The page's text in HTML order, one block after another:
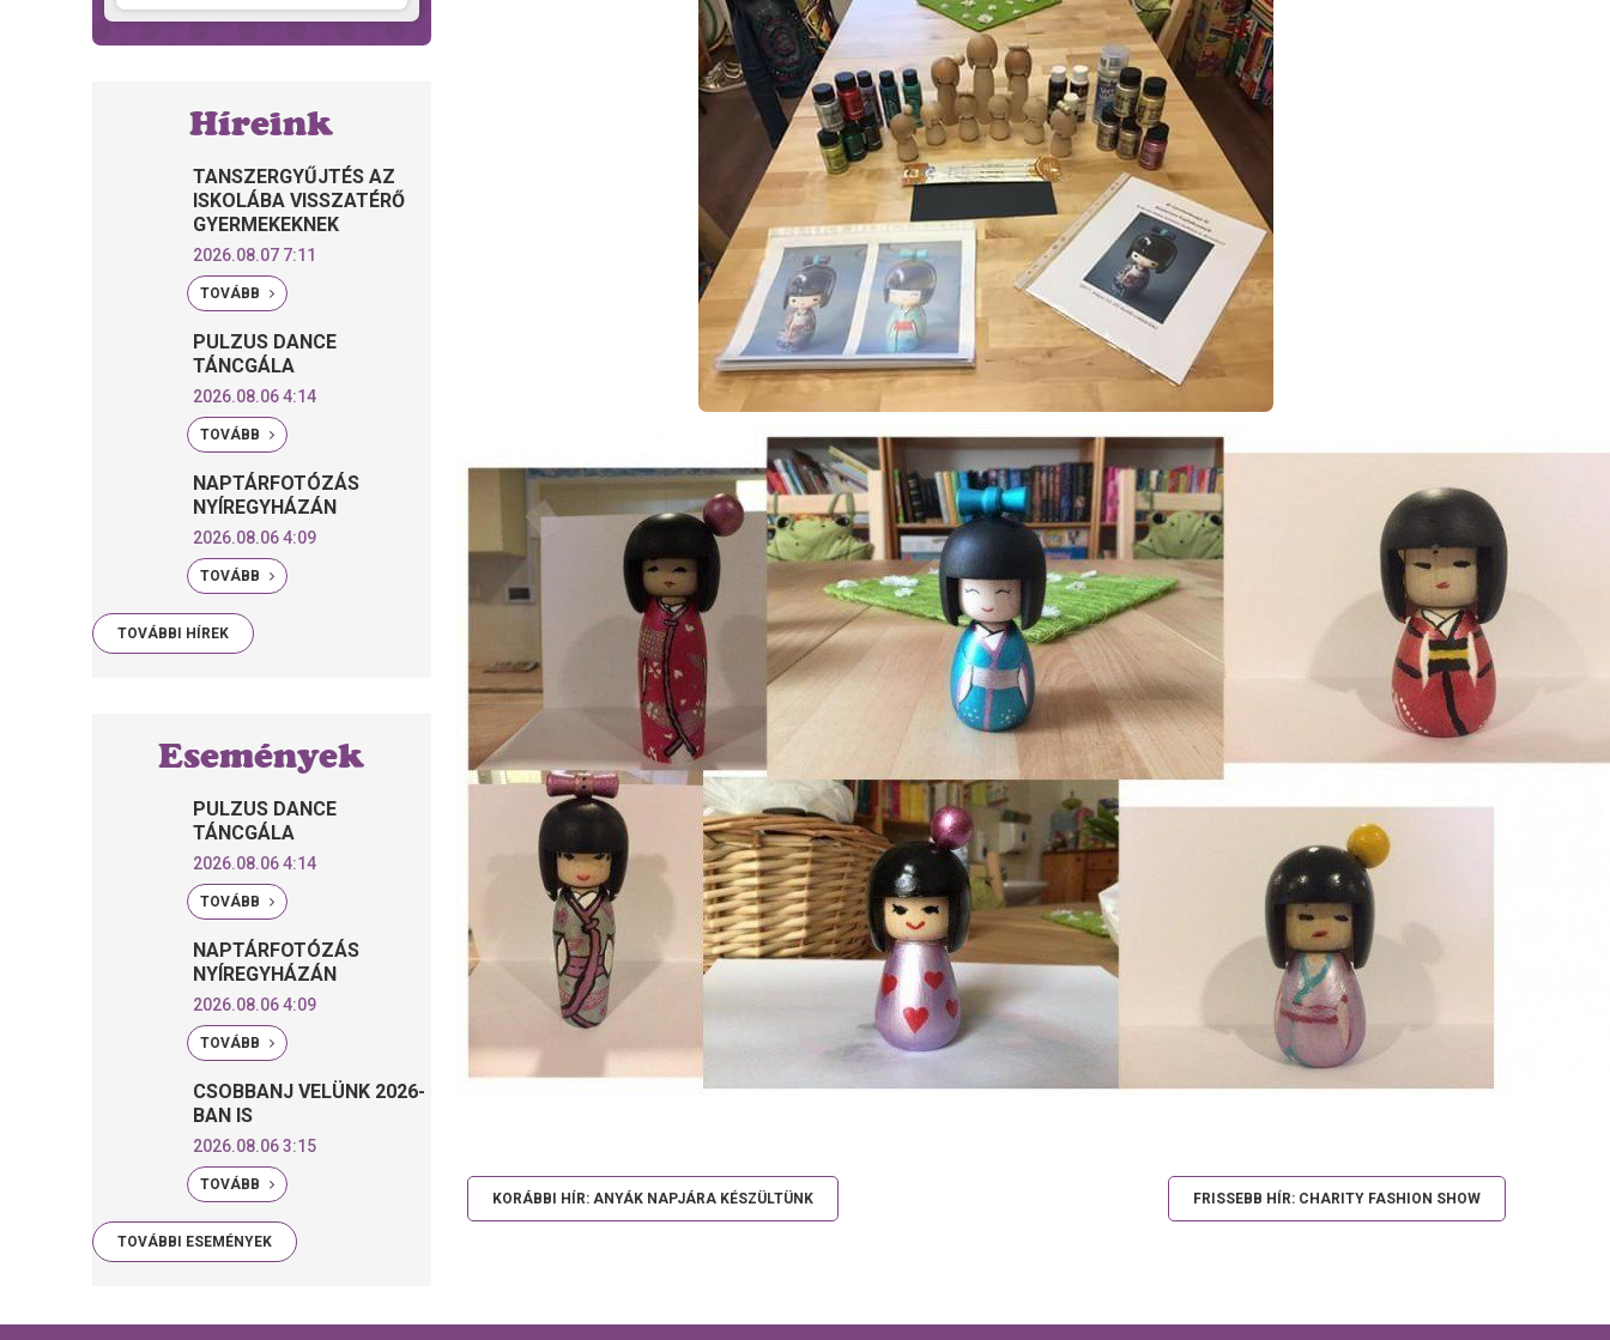
Híreink
TANSZERGYŰJTÉS AZ
ISKOLÁBA VISSZATÉRŐ
GYERMEKEKNEK
2026.08.07 7:11
TOVÁBB
PULZUS DANCE
TÁNCGÁLA
2026.08.06 4:14
TOVÁBB
NAPTÁRFOTÓZÁS
NYÍREGYHÁZÁN
2026.08.06 4:09
TOVÁBB
TOVÁBBI HÍREK
Események
PULZUS DANCE
TÁNCGÁLA
2026.08.06 4:14
TOVÁBB
NAPTÁRFOTÓZÁS
NYÍREGYHÁZÁN
2026.08.06 4:09
TOVÁBB
CSOBBANJ VELÜNK 2026-
BAN IS
2026.08.06 3:15
TOVÁBB
TOVÁBBI ESEMÉNYEK
KORÁBBI HÍR: ANYÁK NAPJÁRA KÉSZÜLTÜNK FRISSEBB HÍR: CHARITY FASHION SHOW